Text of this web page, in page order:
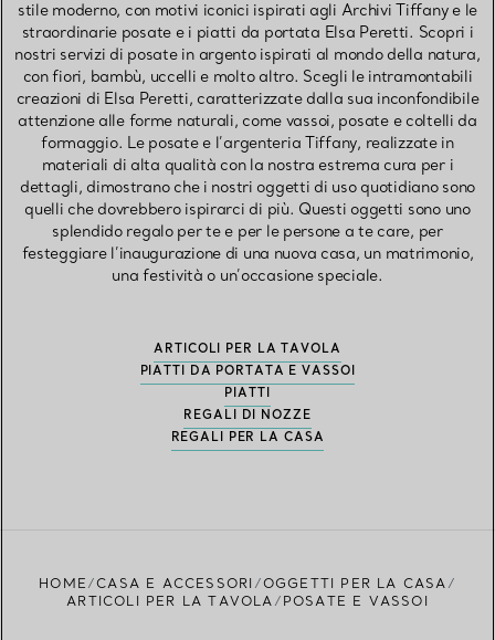
stile moderno, con motivi iconici ispirati agli Archivi Tiffany e le
straordinarie posate e i piatti da portata Elsa Peretti. Scopri i
nostri servizi di posate in argento ispirati al mondo della natura,
con fiori, bambù, uccelli e molto altro. Scegli le intramontabili
creazioni di Elsa Peretti, caratterizzate dalla sua inconfondibile
attenzione alle forme naturali, come vassoi, posate e coltelli da
formaggio. Le posate e l’argenteria Tiffany, realizzate in
materiali di alta qualità con la nostra estrema cura per i
dettagli, dimostrano che i nostri oggetti di uso quotidiano sono
quelli che dovrebbero ispirarci di più. Questi oggetti sono uno
splendido regalo per te e per le persone a te care, per
festeggiare l’inaugurazione di una nuova casa, un matrimonio,
una festività o un’occasione speciale.
ARTICOLI PER LA TAVOLA
PIATTI DA PORTATA E VASSOI
PIATTI
REGALI DI NOZZE
REGALI PER LA CASA
HOME CASA E ACCESSORI
OGGETTI PER LA CASA
ARTICOLI PER LA TAVOLA
POSATE E VASSOI